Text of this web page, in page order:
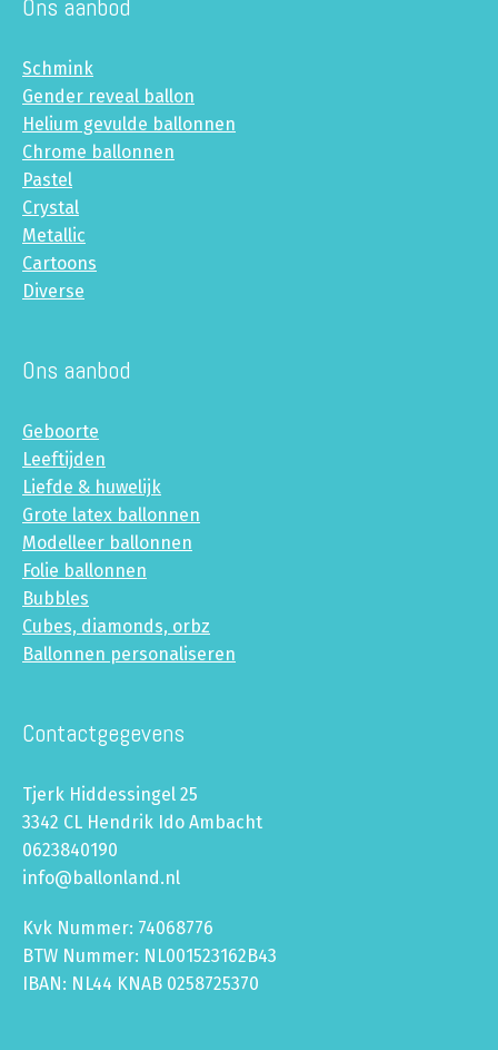
Ons aanbod
Schmink
Gender reveal ballon
Helium gevulde ballonnen
Chrome ballonnen
Pastel
Crystal
Metallic
Cartoons
Diverse
Ons aanbod
Geboorte
Leeftijden
Liefde & huwelijk
Grote latex ballonnen
Modelleer ballonnen
Folie ballonnen
Bubbles
Cubes, diamonds, orbz
Ballonnen personaliseren
Contactgegevens
Tjerk Hiddessingel 25
3342 CL Hendrik Ido Ambacht
0623840190
info@ballonland.nl
Kvk Nummer: 74068776
BTW Nummer: NL001523162B43
IBAN: NL44 KNAB 0258725370